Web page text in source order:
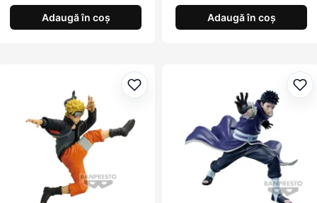
Adaugă în coș Adaugă în coș
Adaugă la favorite